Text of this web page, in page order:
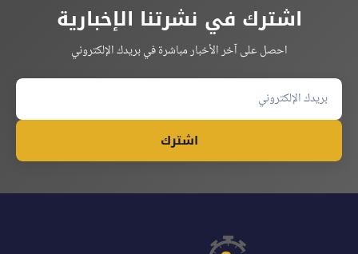
اشترك في نشرتنا الإخبارية
احصل على آخر الأخبار مباشرة في بريدك الإلكتروني
اشترك